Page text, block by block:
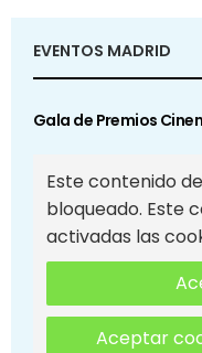
EVENTOS MADRID
Gala de Premios
Este contenido
bloqueado. Este
activadas las
Aceptar